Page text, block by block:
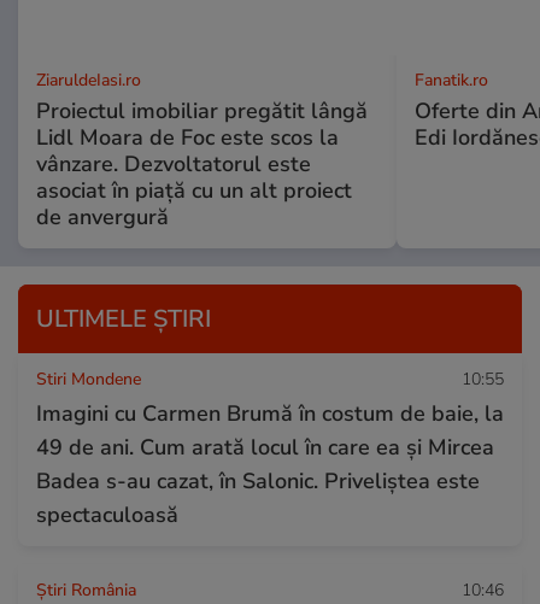
ZiaruldeIasi.ro
Proiectul imobiliar pregătit lângă
Lidl Moara de Foc este scos la
vânzare. Dezvoltatorul este
asociat în piață cu un alt proiect
de anvergură
Fanatik.ro
Oferte din
Edi
ULTIMELE ȘTIRI
Stiri Mondene 10:55
Imagini cu Carmen Brumă în costum de baie, la
49 de ani. Cum arată locul în care ea și Mircea
Badea s-au cazat, în Salonic. Priveliștea este
spectaculoasă
Știri România 10:46